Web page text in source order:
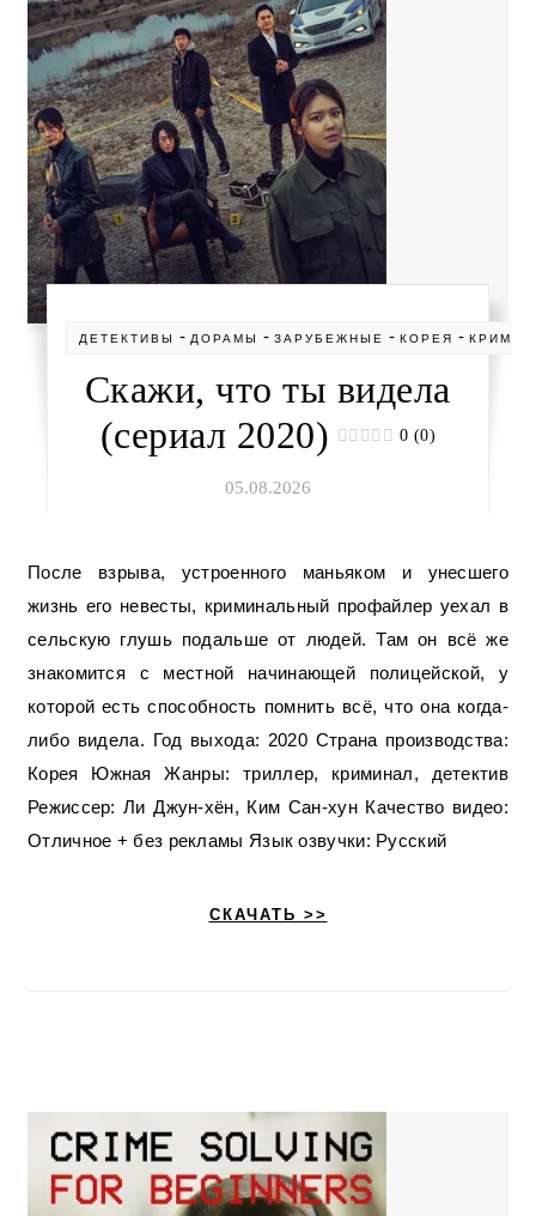
ДЕТЕКТИВЫ - ДОРАМЫ -ЗАРУБЕЖНЫЕ -КОРЕЯ -
Скажи, что ты видела
(сериал 2020)
0 (0)
05.08.2026
После взрыва, устроенного маньяком и унесшего
жизнь его невесты, криминальный профайлер уехал в
сельскую глушь подальше от людей. Там он всё же
знакомится с местной начинающей полицейской, у
которой есть способность помнить всё, что она когда-
либо видела. Год выхода: 2020 Страна производства:
Корея Южная Жанры: триллер, криминал, детектив
Режиссер: Ли Джун-хён, Ким Сан-хун Качество видео:
Отличное + без рекламы Язык озвучки: Русский
СКАЧАТЬ >>